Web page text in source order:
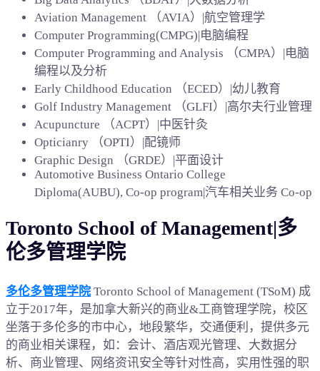
Aviation Management （AVIA）|航空管理学
Computer Programming(CMPG)|电脑编程
Computer Programming and Analysis （CMPA）|电脑
编程以及分析
Early Childhood Education （ECED）|幼儿教育
Golf Industry Management （GLFI）|高尔夫行业管理
Acupuncture （ACPT）|中医针灸
Opticianry （OPTI）|配镜师
Graphic Design （GRDE）|平面设计
Automotive Business Ontario College
Diploma(AUBU), Co-op program|汽车相关业务 Co-op
Toronto School of Management|多
伦多管理学院
多伦多管理学院 Toronto School of Management (TSoM) 成
立于2017年，是加拿大新兴的商业&工商管理学院，校区
坐落于多伦多的市中心，地段繁华，交通便利，提供多元
的商业相关课程，如：会计、酒店观光管理、大数据分
析、商业管理、网络资讯安全等针对性高，实用性强的职